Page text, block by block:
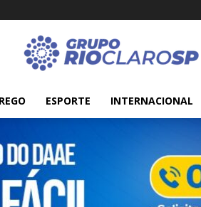
ESPORTE INTERNACIONAL